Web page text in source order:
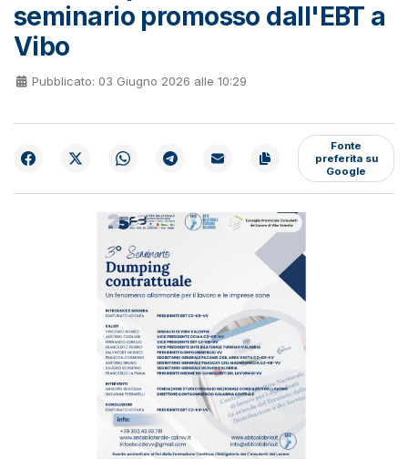
seminario promosso dall'EBT a
Vibo
Pubblicato: 03 Giugno 2026 alle 10:29
Fonte
preferita su
Google